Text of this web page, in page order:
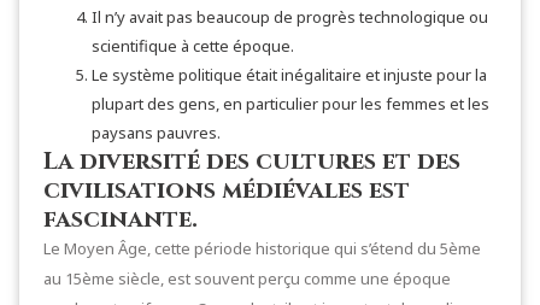
Il n’y avait pas beaucoup de progrès technologique ou
scientifique à cette époque.
Le système politique était inégalitaire et injuste pour la
plupart des gens, en particulier pour les femmes et les
paysans pauvres.
La diversité des cultures et des
civilisations médiévales est
fascinante.
Le Moyen Âge, cette période historique qui s’étend du 5ème
au 15ème siècle, est souvent perçu comme une époque